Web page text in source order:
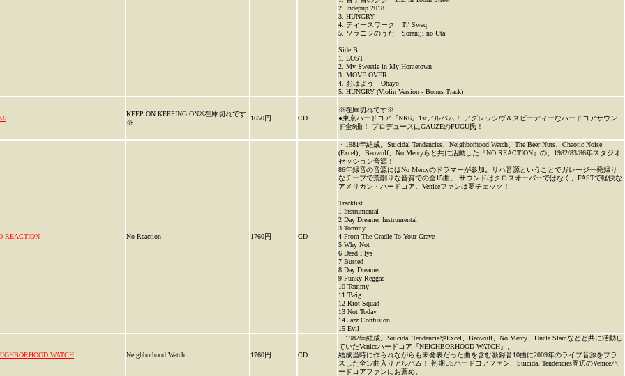
2. Indepup 2018
3. HUNGRY
4. ティースワーク Ti' Swaq
5. ソラニジのうた Soraniji no Uta
Side B
1. LOST
2. My Sweetie in My Hometown
3. MOVE OVER
4. おはよう Ohayo
5. HUNGRY (Violin Version - Bonus Track)
KEEP ON KEEPING ON※在庫切れです
※
1650円 CD
※在庫切れです※
●東京ハードコア『NK6』1stアルバム！ アグレッシヴ＆スピーディーなハードコアサウン
ド全9曲！ プロデュースにGAUZEのFUGU氏！
REACTION No Reaction 1760円 CD
・1981年結成。Suicidal Tendencies、Neighborhood Watch、The Beer Nuts、Chaotic Noise
(Excel)、Beowulf、No Mercyらと共に活動した『NO REACTION』の、1982/83/86年スタジオ
セッション音源！
86年録音の音源にはNo Mercyのドラマーが参加。リハ音源ということでガレージ一発録り
なチープで荒削りな音質での全15曲。 サウンドはクロスオーバーではなく、FASTで軽快な
アメリカン・ハードコア。Veniceファンは要チェック！
Tracklist
1 Instrumental
2 Day Dreamer Instrumental
3 Tommy
4 From The Cradle To Your Grave
5 Why Not
6 Dead Flys
7 Busted
8 Day Dreamer
9 Punky Reggae
10 Tommy
11 Twig
12 Riot Squad
13 Not Today
14 Jazz Confusion
15 Evil
WATCH Neighborhood Watch 1760円 CD
・1982年結成。Suicidal TendencieやExcel、Beowulf、No Mercy、Uncle Slamなどと共に活動し
ていたVeniceハードコア『NEIGHBORHOOD WATCH』。
結成当時に作られながらも未発表だった曲を含む新録音10曲に2009年のライブ音源をプラ
スした全17曲入りアルバム！ 初期USハードコアファン、Suicidal Tendencies周辺のVeniceハ
ードコアファンにお薦め。